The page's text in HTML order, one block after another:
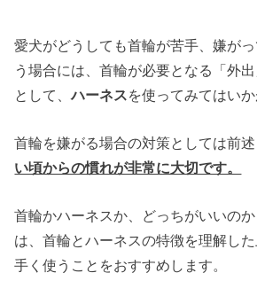
愛犬がどうしても首輪が苦手、嫌が
う場合には、首輪が必要となる「外
として、ハーネスを使ってみてはい
首輪を嫌がる場合の対策としては前
い頃からの慣れが非常に大切です。
首輪かハーネスか、どっちがいいの
は、首輪とハーネスの特徴を理解し
手く使うことをおすすめします。